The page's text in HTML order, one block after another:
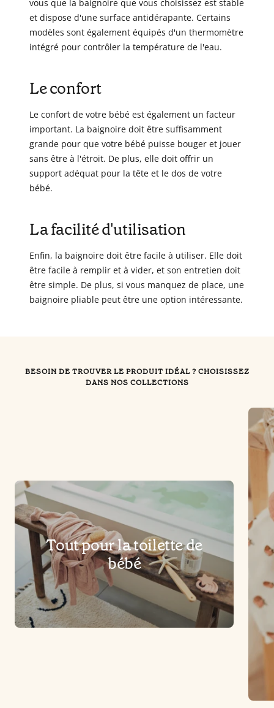
vous que la baignoire que vous choisissez est stable
et dispose d'une surface antidérapante. Certains
modèles sont également équipés d'un thermomètre
intégré pour contrôler la température de l'eau.
Le confort
Le confort de votre bébé est également un facteur
important. La baignoire doit être suffisamment
grande pour que votre bébé puisse bouger et jouer
sans être à l'étroit. De plus, elle doit offrir un
support adéquat pour la tête et le dos de votre
bébé.
La facilité d'utilisation
Enfin, la baignoire doit être facile à utiliser. Elle doit
être facile à remplir et à vider, et son entretien doit
être simple. De plus, si vous manquez de place, une
baignoire pliable peut être une option intéressante.
BESOIN DE TROUVER LE PRODUIT IDÉAL ? CHOISISSEZ
DANS NOS COLLECTIONS
Tout pour la toilette de
bébé